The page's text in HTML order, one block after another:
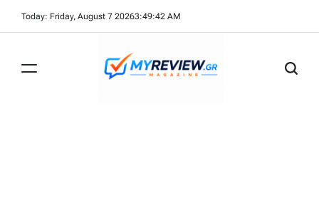
Today: Friday, August 7 20263:49:43 AM